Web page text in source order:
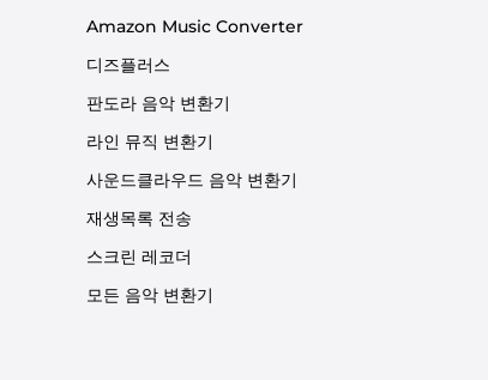
Amazon Music Converter
디즈플러스
판도라 음악 변환기
라인 뮤직 변환기
사운드클라우드 음악 변환기
재생목록 전송
스크린 레코더
모든 음악 변환기